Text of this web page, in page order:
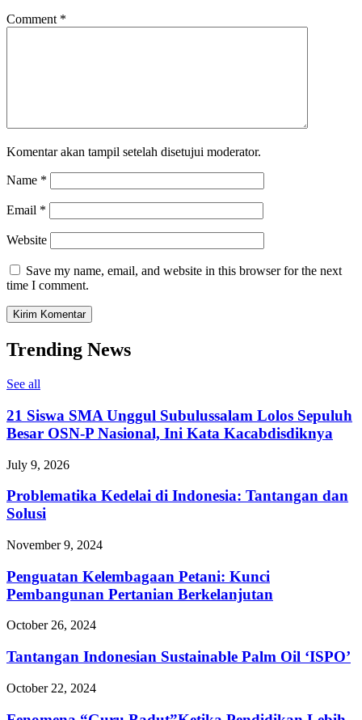
Comment *
Komentar akan tampil setelah disetujui moderator.
Name *
Email *
Website
Save my name, email, and website in this browser for the next
time I comment.
Trending News
See all
21 Siswa SMA Unggul Subulussalam Lolos Sepuluh
Besar OSN-P Nasional, Ini Kata Kacabdisdiknya
July 9, 2026
Problematika Kedelai di Indonesia: Tantangan dan
Solusi
November 9, 2024
Penguatan Kelembagaan Petani: Kunci
Pembangunan Pertanian Berkelanjutan
October 26, 2024
Tantangan Indonesian Sustainable Palm Oil ‘ISPO’
October 22, 2024